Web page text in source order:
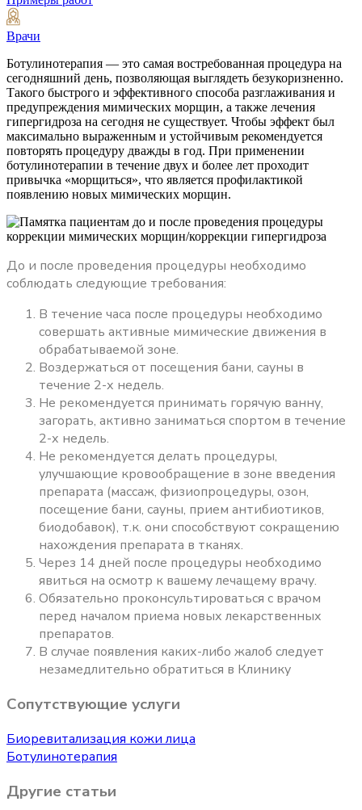
Врачи
Ботулинотерапия — это самая востребованная процедура на
сегодняшний день, позволяющая выглядеть безукоризненно.
Такого быстрого и эффективного способа разглаживания и
предупреждения мимических морщин, а также лечения
гипергидроза на сегодня не существует. Чтобы эффект был
максимально выраженным и устойчивым рекомендуется
повторять процедуру дважды в год. При применении
ботулинотерапии в течение двух и более лет проходит
привычка «морщиться», что является профилактикой
появлению новых мимических морщин.
До и после проведения процедуры необходимо
соблюдать следующие требования:
В течение часа после процедуры необходимо
совершать активные мимические движения в
обрабатываемой зоне.
Воздержаться от посещения бани, сауны в
течение 2-х недель.
Не рекомендуется принимать горячую ванну,
загорать, активно заниматься спортом в течение
2-х недель.
Не рекомендуется делать процедуры,
улучшающие кровообращение в зоне введения
препарата (массаж, физиопроцедуры, озон,
посещение бани, сауны, прием антибиотиков,
биодобавок), т.к. они способствуют сокращению
нахождения препарата в тканях.
Через 14 дней после процедуры необходимо
явиться на осмотр к вашему лечащему врачу.
Обязательно проконсультироваться с врачом
перед началом приема новых лекарственных
препаратов.
В случае появления каких-либо жалоб следует
незамедлительно обратиться в Клинику
Сопутствующие услуги
Биоревитализация кожи лица
Ботулинотерапия
Другие статьи